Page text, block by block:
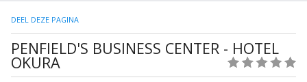
DEEL DEZE PAGINA
PENFIELD'S BUSINESS CENTER - HOTEL
OKURA